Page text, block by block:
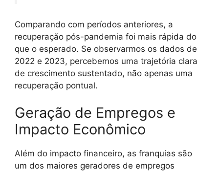
Comparando com períodos anteriores, a
recuperação pós-pandemia foi mais rápida do
que o esperado. Se observarmos os dados de
2022 e 2023, percebemos uma trajetória clara
de crescimento sustentado, não apenas uma
recuperação pontual.
Geração de Empregos e
Impacto Econômico
Além do impacto financeiro, as franquias são
um dos maiores geradores de empregos